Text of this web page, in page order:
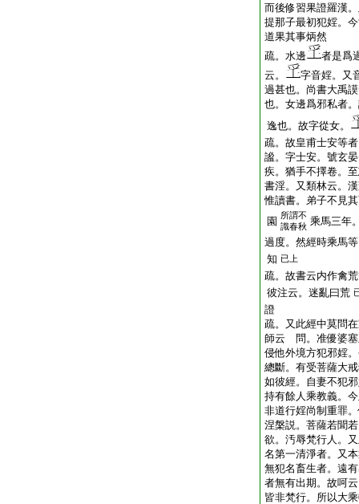
而後修習果證羅漢
提那子最初犯婬。
道果其事炳然
疏。水邊
者是爲
云。
字音婬。又
過甚也。尚書大禹
也。女邊爲邪私者
逸也。故字從女。
疏。故皇甫士安等
謐。字士安。號玄
疾。猶手不擇卷。
書淫。又類林云。
惟讀書。弟子不見
園 所謂不
識春秋 乘馬三年
過度。然經時乘馬
知 已上
疏。故書云内作禽
彼注云。迷亂曰荒
證
疏。又此經中莫問
師云 問。准優婆塞
侵他外境方犯邪婬
總斷。有受菩薩大
如彼經。自妻不犯
持有餘人乘教義。
非道行婬尚制重罪
涅槃説。菩薩若聞
欲。汚辱梵行人。
名第一清淨者。又
無犯名畜生者。遠
者無有出期。故呵
皆非梵行。所以大